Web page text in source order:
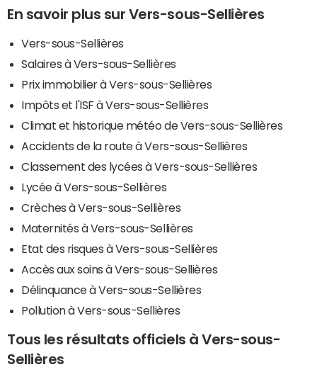
En savoir plus sur Vers-sous-Sellières
Vers-sous-Sellières
Salaires à Vers-sous-Sellières
Prix immobilier à Vers-sous-Sellières
Impôts et l'ISF à Vers-sous-Sellières
Climat et historique météo de Vers-sous-Sellières
Accidents de la route à Vers-sous-Sellières
Classement des lycées à Vers-sous-Sellières
Lycée à Vers-sous-Sellières
Crèches à Vers-sous-Sellières
Maternités à Vers-sous-Sellières
Etat des risques à Vers-sous-Sellières
Accès aux soins à Vers-sous-Sellières
Délinquance à Vers-sous-Sellières
Pollution à Vers-sous-Sellières
Tous les résultats officiels à Vers-sous-
Sellières